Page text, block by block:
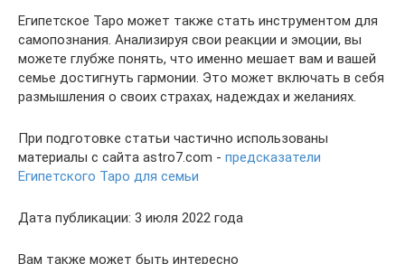
Египетское Таро может также стать инструментом для
самопознания. Анализируя свои реакции и эмоции, вы
можете глубже понять, что именно мешает вам и вашей
семье достигнуть гармонии. Это может включать в себя
размышления о своих страхах, надеждах и желаниях.
При подготовке статьи частично использованы
материалы с сайта astro7.com - предсказатели
Египетского Таро для семьи
Дата публикации: 3 июля 2022 года
Вам также может быть интересно